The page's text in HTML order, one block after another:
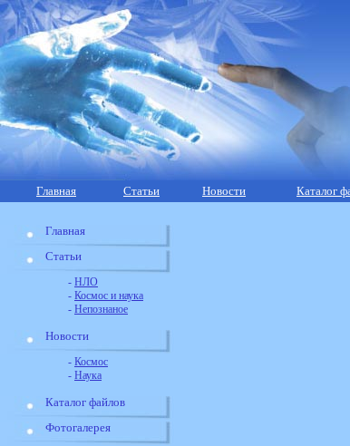
Главная Статьи Новости Каталог
Главная
Статьи
- НЛО
- Космос и наука
- Непознаное
Новости
- Космос
- Наука
Каталог файлов
Фотогалерея